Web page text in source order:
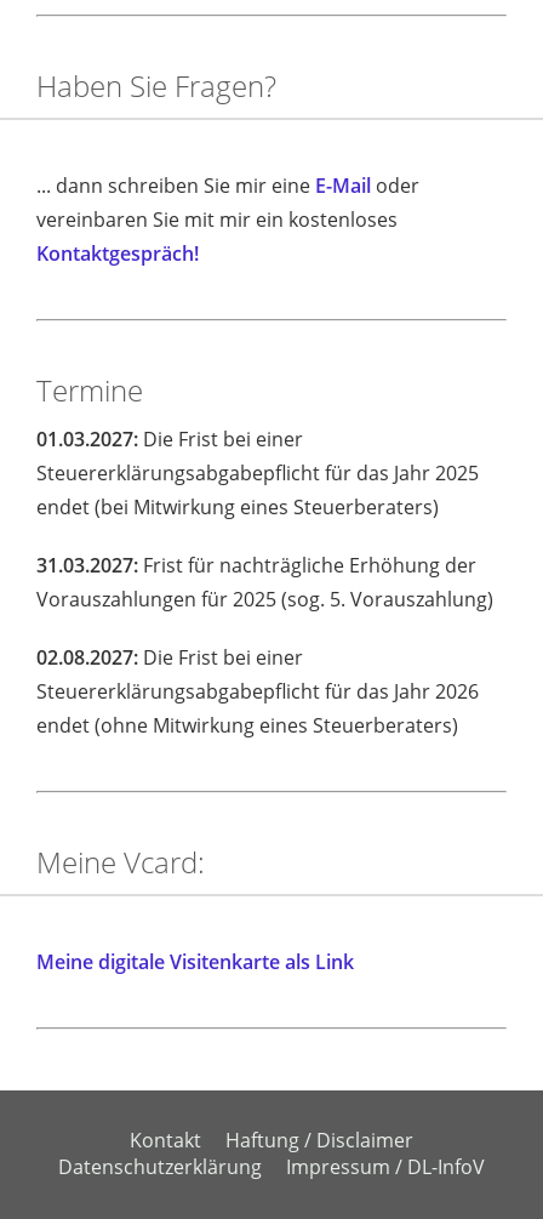
Haben Sie Fragen?
... dann schreiben Sie mir eine E-Mail oder
vereinbaren Sie mit mir ein kostenloses
Kontaktgespräch!
Termine
01.03.2027: Die Frist bei einer
Steuererklärungsabgabepflicht für das Jahr 2025
endet (bei Mitwirkung eines Steuerberaters)
31.03.2027: Frist für nachträgliche Erhöhung der
Vorauszahlungen für 2025 (sog. 5. Vorauszahlung)
02.08.2027: Die Frist bei einer
Steuererklärungsabgabepflicht für das Jahr 2026
endet (ohne Mitwirkung eines Steuerberaters)
Meine Vcard:
Meine digitale Visitenkarte als Link
Kontakt
Haftung / Disclaimer
Datenschutzerklärung
Impressum / DL-InfoV